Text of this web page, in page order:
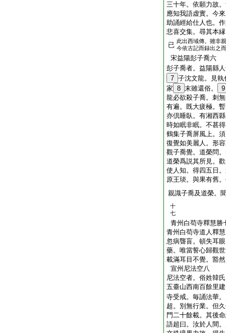
三十年。依願力故
應知我語虚實。今
助誦經給仕人也。
悲喜交集。尋其本
已 此出西域傳。雖非
今依古記而録出之
宋益陽彭子喬六
彭子喬者。益陽縣
7 子沈文龍。見
家 8 末雖還俗。
9
龍必欲殺子喬。刺
有遍。既大疲極。
亦倶睡臥。有湘西
時如眠非眠。不甚
鶴集子喬屏風上。
復覺如美麗人。形
觀子喬覺。道榮問
道榮爲説其所見。
使人知。得四五日
原王琰。與果有舊
親識子喬及道榮。
十
七
青州白苟寺釋慧勝
青州白苟寺道人釋
忽病聾盲。頓失耳
藥。唯當誓心歸觀
載滿耳目不覺。豁
宣州尼法空八
尼法空者。俗姓韓
五臺山西南百餘里
寺受戒。毎誦法華
超。別無行業。但
門二十餘載。其後
語超曰。汝於人間